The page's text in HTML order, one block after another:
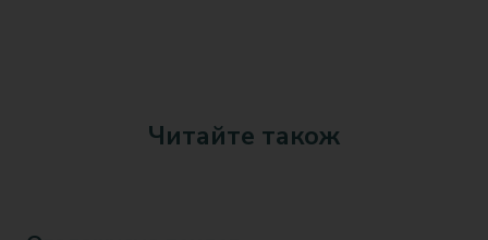
Читайте також